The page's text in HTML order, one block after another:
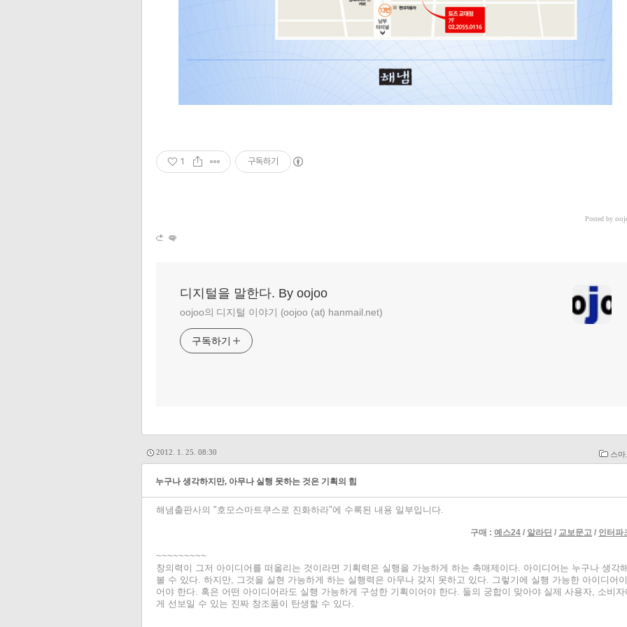
1 구독하기
Posted by
디지털을 말한다. By oojoo
oojoo의 디지털 이야기 (oojoo (at) hanmail.net)
구독하기
스
2012. 1. 25. 08:30
누구나 생각하지만, 아무나 실행 못하는 것은 기획의 힘
해냄출판사의 "호모스마트쿠스로 진화하라"에 수록된 내용 일부입니다.
구매 : 예스24 / 알라딘 / 교보문고 / 인터파
~~~~~~~~~
창의력이 그저 아이디어를 떠올리는 것이라면 기획력은 실행을 가능하게 하는 촉매제이다. 아이디어는 누구나 생각
볼 수 있다. 하지만, 그것을 실현 가능하게 하는 실행력은 아무나 갖지 못하고 있다. 그렇기에 실행 가능한 아이디어이
어야 한다. 혹은 어떤 아이디어라도 실행 가능하게 구성한 기획이어야 한다. 둘의 궁합이 맞아야 실제 사용자, 소비자
게 선보일 수 있는 진짜 창조품이 탄생할 수 있다.